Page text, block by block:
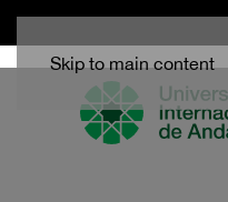
Skip to main content